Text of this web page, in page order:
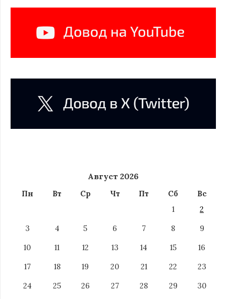
Август 2026
Пн Вт Ср Чт Пт Сб
Вс
1
2
3
4 5 6 7 8
9
10
11 12 13 14 15
16
17
18 19 20 21 22
23
24
25 26 27 28 29
30